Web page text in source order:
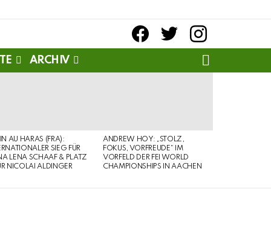
facebooktwitter instagram
ARCHIV
AU HARAS (FRA):
SIEG FÜR
LENA SCHAAF & PLATZ
NICOLAI ALDINGER
ANDREW HOY: „STOLZ,
FOKUS, VORFREUDE“ IM
VORFELD DER FEI WORLD
CHAMPIONSHIPS IN AACHEN